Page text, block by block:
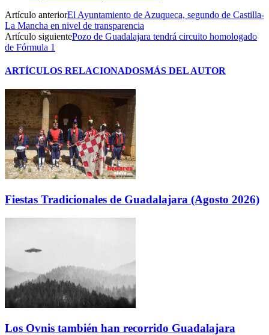
Artículo anteriorEl Ayuntamiento de Azuqueca, segundo de Castilla-
La Mancha en nivel de transparencia
Artículo siguientePozo de Guadalajara tendrá circuito homologado
de Fórmula 1
ARTÍCULOS RELACIONADOSMÁS DEL AUTOR
Fiestas Tradicionales de Guadalajara (Agosto 2026)
Los Ovnis también han recorrido Guadalajara